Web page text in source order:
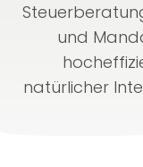
und
natürlicher